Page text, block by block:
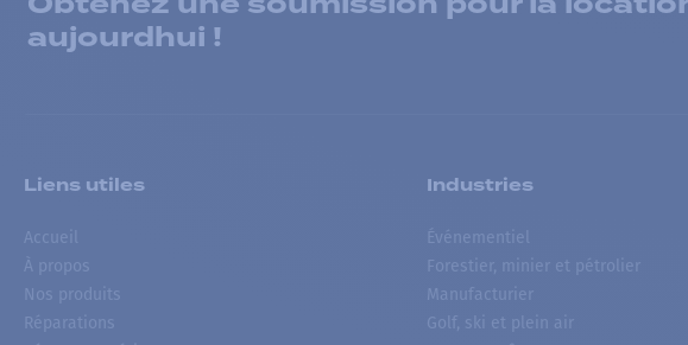
aujourdhui !
Liens utiles
Accueil
À propos
Nos produits
Réparations
Industries
Événementiel
Forestier, minier et pétrolier
Manufacturier
Golf, ski et plein air